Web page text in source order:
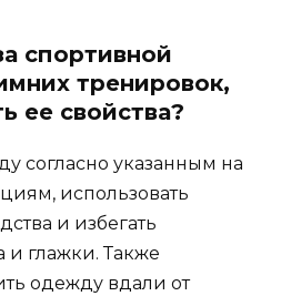
спортивной
тренировок,
ее свойства?
согласно указанным на
использовать
и избегать
и глажки. Также
одежду вдали от